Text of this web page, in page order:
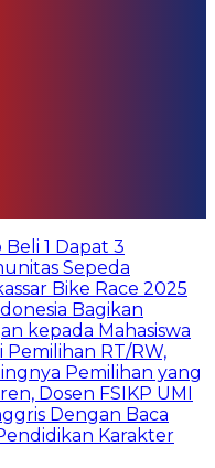
1 Dapat 3
Sepeda
Bike Race 2025
Bagikan
kepada Mahasiswa
Pemilihan RT/RW,
Pemilihan yang
Dosen FSIKP UMI
Dengan Baca
Karakter